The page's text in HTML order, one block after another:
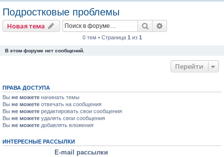
Подростковые проблемы
Новая тема Поиск
0 тем • Страница 1 из 1
В этом форуме нет сообщений.
Перейти
ПРАВА ДОСТУПА
Вы не можете начинать темы
Вы не можете отвечать на сообщения
Вы не можете редактировать свои сообщения
Вы не можете удалять свои сообщения
Вы не можете добавлять вложения
ИНТЕРЕСНЫЕ РАССЫЛКИ
E-mail рассылки